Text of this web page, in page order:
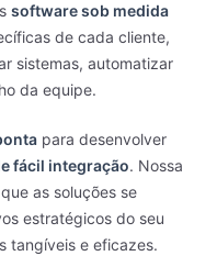
software sob medida
de cada cliente,
sistemas, automatizar
da equipe.
para desenvolver
fácil integração. Nossa
as soluções se
estratégicos do seu
tangíveis e eficazes.